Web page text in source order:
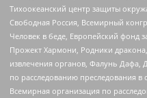
Тихоокеанский центр защиты
Свободная Россия, Всемирный
Человек в беде, Европейский фонд
Прожект Хармони, Родники
извлечения органов, Фалунь Дафа,
по расследованию преследования
Всемирная организация по